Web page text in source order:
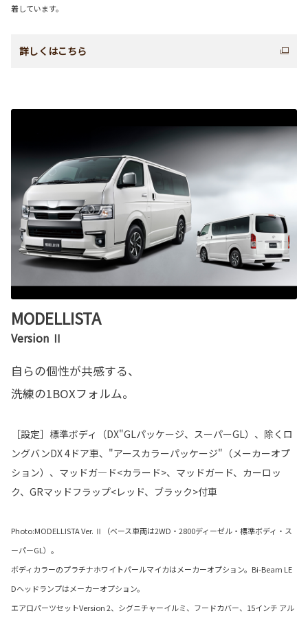
着しています。
詳しくはこちら
MODELLISTA
Version Ⅱ
自らの個性が共感する、
洗練の1BOXフォルム。
［設定］ 標準ボディ（DX"GLパッケージ、スーパーGL）、除くロ
ングバンDX 4ドア車、"アースカラーパッケージ"（メーカーオプ
ション）、マッドガ―ド<カラード>、マッドガード、カーロッ
ク、GRマッドフラップ<レッド、ブラック>付車
Photo:MODELLISTA Ver. Ⅱ（ベース車両は2WD・2800ディーゼル・標準ボディ・ス
ーパーGL）。
ボディカラーのプラチナホワイトパールマイカはメーカーオプション。Bi-Beam LE
Dヘッドランプはメーカーオプション。
エアロパーツセットVersion 2、シグニチャーイルミ、フードカバー、15インチ アル